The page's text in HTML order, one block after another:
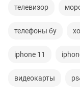
телевизор
телефоны бу
iphone 11
видеокарты